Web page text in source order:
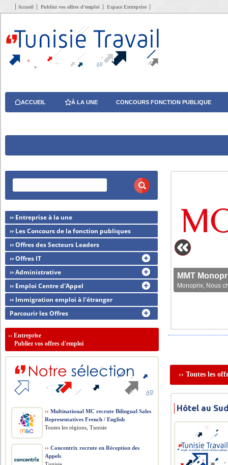
Accueil Publiez vos offres d’emploi Espace Entreprise
ACCUEIL À LA UNE CONCOURS FONCTION PUBLIQUE
MMT
Monoprix, Nous
›› Toutes les
Hôtel au
›› Entreprise à la une
›› Les Concours de la fonction publiques
›› Offres des Secteurs Leaders
›› Offres IT
›› Administrative
›› Emploi Centre d'Appel
›› Immigration emploi à l'étranger
Parcourir les Offres
››Entreprise
Publiez vos offres d'emploi
›› Multinational MC recrute Bilingual Sales
Representatives French / English
Toutes les régions, Tunisie
›› Concentrix recrute en Réception des
Appels